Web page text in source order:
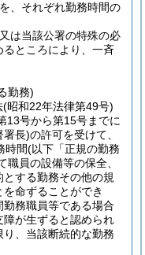
、それぞれ勤務時間の
は当該公署の特殊の必
ところにより、一斉
勤務)
(昭和22年法律第49号)
13号から第15号までに
署長)の許可を受けて、
時間(以下「正規の勤務
職員の設備等の保全、
する勤務その他の規
命ずることができ
務職員等である場合
が生ずると認められ
、当該断続的な勤務